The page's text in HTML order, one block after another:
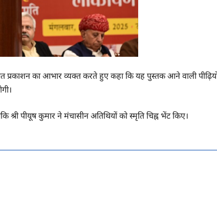
प्रकाशन का आभार व्यक्त करते हुए कहा कि यह पुस्तक आने वाली
श्री पीयूष कुमार ने मंचासीन अतिथियों को स्मृति चिह्न भेंट किए।